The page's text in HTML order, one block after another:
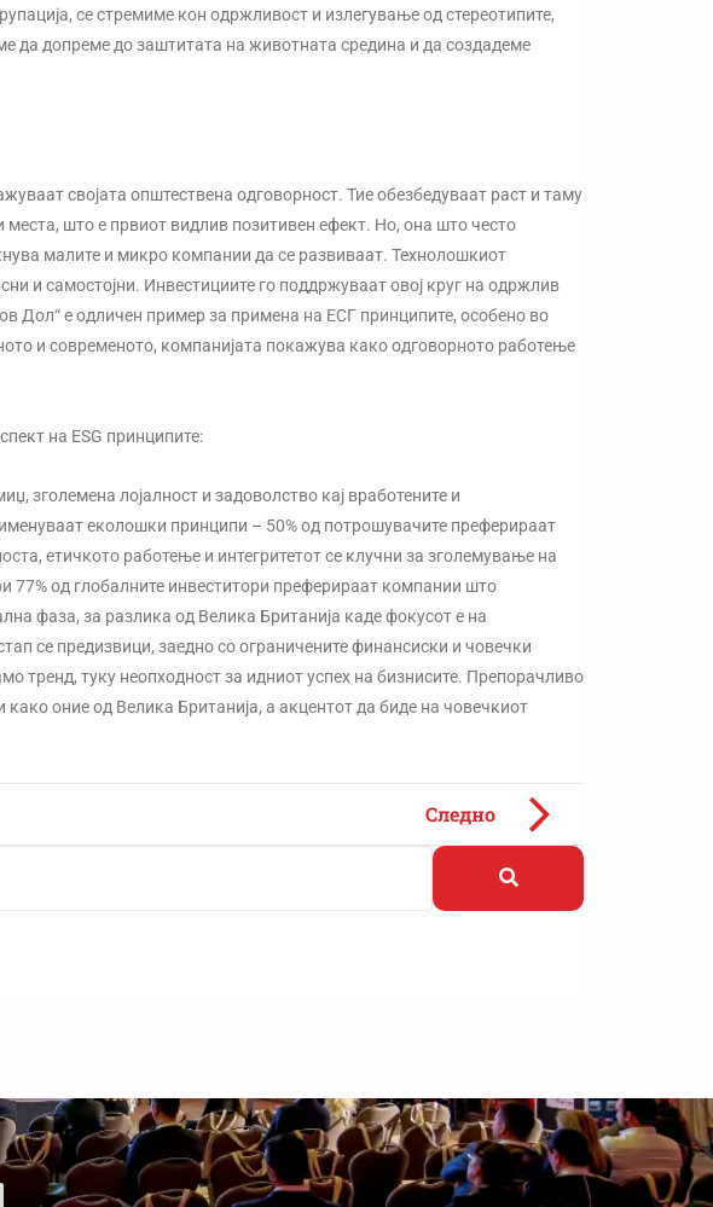
се стремиме кон одржливост и излегување од стереотипите,
да допреме до заштитата на животната средина и да создадеме
својата општествена одговорност. Тие обезбедуваат раст и таму
што е првиот видлив позитивен ефект. Но, она што често
малите и микро компании да се развиваат. Технолошкиот
и самостојни. Инвестициите го поддржуваат овој круг на одржлив
Дол“ е одличен пример за примена на ЕСГ принципите, особено во
и современото, компанијата покажува како одговорното работење
на ESG принципите:
зголемена лојалност и задоволство кај вработените и
еколошки принципи – 50% од потрошувачите преферираат
етичкото работење и интегритетот се клучни за зголемување на
77% од глобалните инвеститори преферираат компании што
фаза, за разлика од Велика Британија каде фокусот е на
се предизвици, заедно со ограничените финансиски и човечки
тренд, туку неопходност за идниот успех на бизнисите. Препорачливо
оние од Велика Британија, а акцентот да биде на човечкиот
Следно